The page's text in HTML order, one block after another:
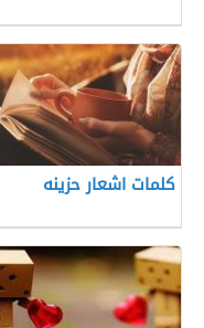
كلمات اشعار حزينه